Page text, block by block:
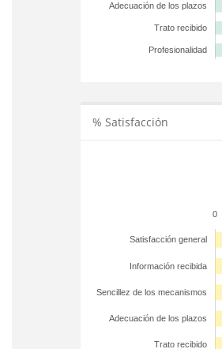
Adecuación de los plazos
Trato recibido
Profesionalidad
% Satisfacción
0
Satisfacción general
Información recibida
Sencillez de los mecanismos
Adecuación de los plazos
Trato recibido